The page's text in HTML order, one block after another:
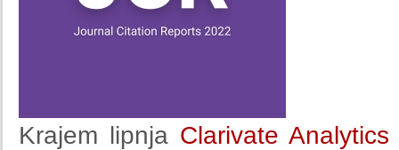
Krajem lipnja Clarivate